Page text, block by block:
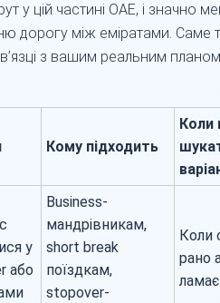
у цій частині ОАЕ, і значно
дорогу між еміратами. Саме
з вашим реальним
Кому підходить
Коли
у
або
Business-
мандрівникам,
short break
поїздкам,
stopover-
Коли
рано